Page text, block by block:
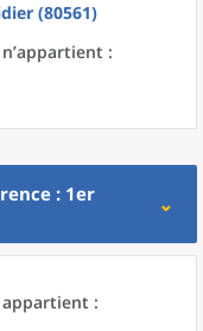
(80561)
:
: 1er
appartient :